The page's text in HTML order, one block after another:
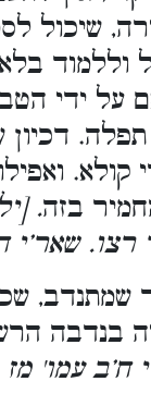
שיכול
וללמוד
על ידי
קולא.
בזה.
שאר’י
שמתנדב,
בנדבה
ח’ב עמו' מז